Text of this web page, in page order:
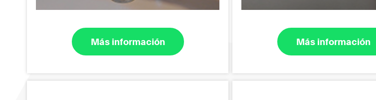
Más información Más información